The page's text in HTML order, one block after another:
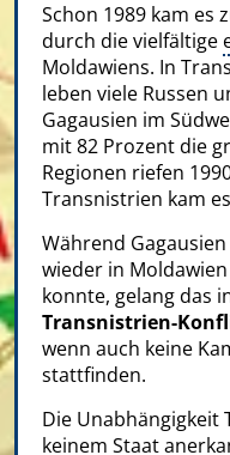
Schon 1989 kam es
durch die vielfältige
Moldawiens. In
leben viele Russen
Gagausien im
mit 82 Prozent die
Regionen riefen
Transnistrien kam
Während Gagausien
wieder in
konnte, gelang das
Transnistrien-
wenn auch keine
stattfinden.
Die Unabhängigkeit
keinem Staat